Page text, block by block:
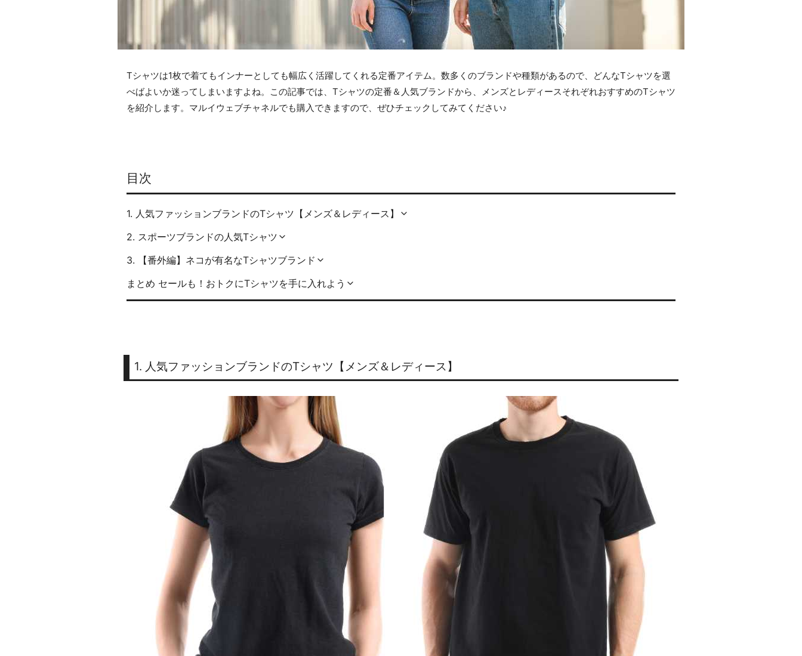
Tシャツは1枚で着てもインナーとしても幅広く活躍してくれる定番アイテム。数多くのブランドや種類があるので、どんなTシャツを選
べばよいか迷ってしまいますよね。この記事では、Tシャツの定番＆人気ブランドから、メンズとレディースそれぞれおすすめのTシャツ
を紹介します。マルイウェブチャネルでも購入できますので、ぜひチェックしてみてください♪
目次
1. 人気ファッションブランドのTシャツ【メンズ＆レディース】
2. スポーツブランドの人気Tシャツ
3. 【番外編】ネコが有名なTシャツブランド
まとめ セールも！おトクにTシャツを手に入れよう
1. 人気ファッションブランドのTシャツ【メンズ＆レディース】